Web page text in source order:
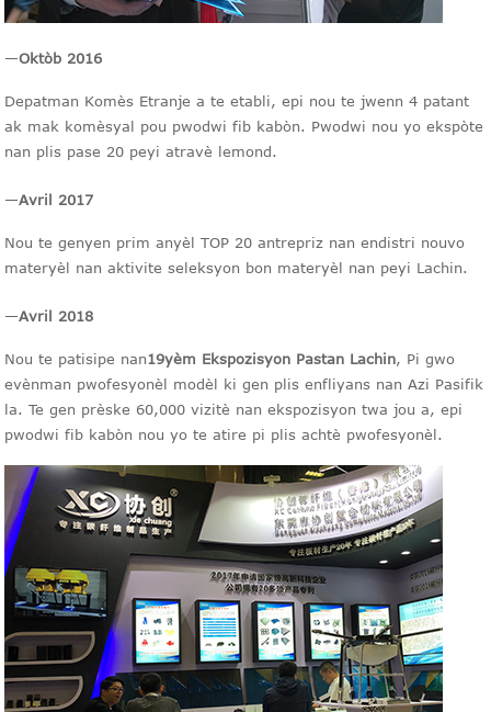
—Oktòb 2016
Depatman Komès Etranje a te etabli, epi nou te jwenn 4 patant
ak mak komèsyal pou pwodwi fib kabòn. Pwodwi nou yo ekspòte
nan plis pase 20 peyi atravè lemond.
—Avril 2017
Nou te genyen prim anyèl TOP 20 antrepriz nan endistri nouvo
materyèl nan aktivite seleksyon bon materyèl nan peyi Lachin.
—Avril 2018
Nou te patisipe nan19yèm Ekspozisyon Pastan Lachin, Pi gwo
evènman pwofesyonèl modèl ki gen plis enfliyans nan Azi Pasifik
la. Te gen prèske 60,000 vizitè nan ekspozisyon twa jou a, epi
pwodwi fib kabòn nou yo te atire pi plis achtè pwofesyonèl.